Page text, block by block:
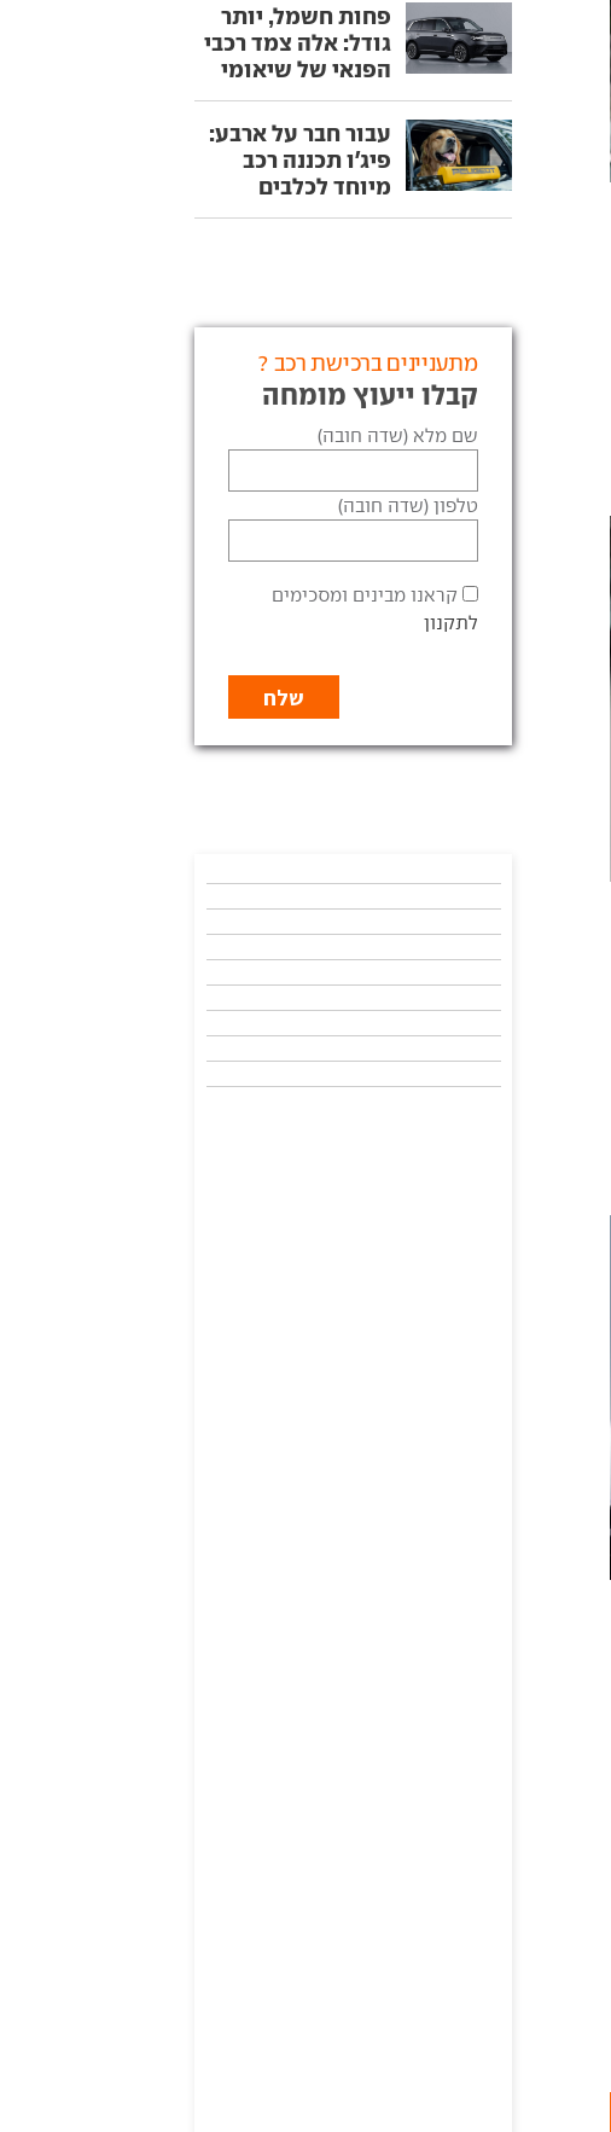
פחות חשמל, יותר
גודל: אלה צמד רכבי
הפנאי של שיאומי
עבור חבר על ארבע:
פיג'ו תכננה רכב
מיוחד לכלבים
מתעניינים ברכישת רכב ?
קבלו ייעוץ מומחה
שם מלא (שדה חובה)
טלפון (שדה חובה)
קראנו מבינים ומסכימים
לתקנון